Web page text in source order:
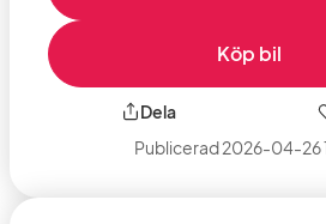
Köp bil
Dela
Publicerad2026-04-26